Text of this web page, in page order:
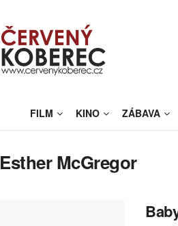
FILM KINO ZÁBAVA
Esther McGregor